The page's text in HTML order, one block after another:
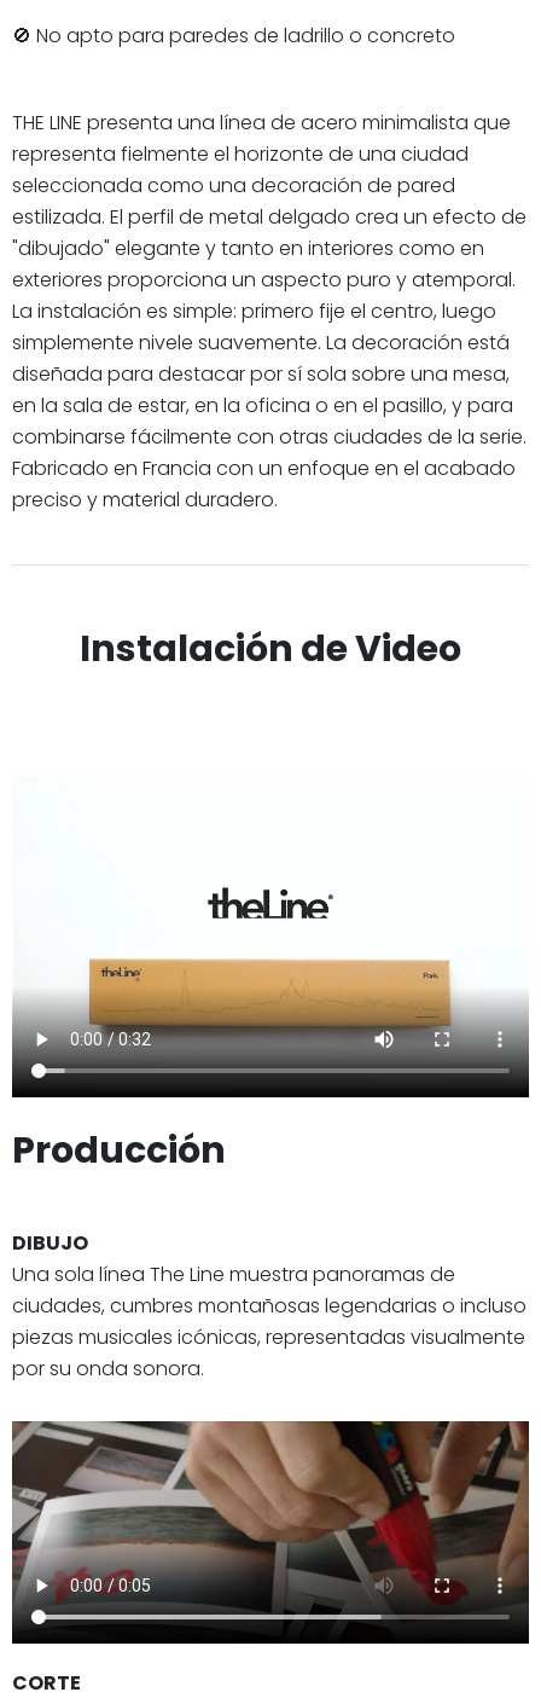
🚫 No apto para paredes de ladrillo o concreto
THE LINE presenta una línea de acero minimalista que
representa fielmente el horizonte de una ciudad
seleccionada como una decoración de pared
estilizada. El perfil de metal delgado crea un efecto de
"dibujado" elegante y tanto en interiores como en
exteriores proporciona un aspecto puro y atemporal.
La instalación es simple: primero fije el centro, luego
simplemente nivele suavemente. La decoración está
diseñada para destacar por sí sola sobre una mesa,
en la sala de estar, en la oficina o en el pasillo, y para
combinarse fácilmente con otras ciudades de la serie.
Fabricado en Francia con un enfoque en el acabado
preciso y material duradero.
Instalación de Video
Producción
DIBUJO
Una sola línea The Line muestra panoramas de
ciudades, cumbres montañosas legendarias o incluso
piezas musicales icónicas, representadas visualmente
por su onda sonora.
CORTE